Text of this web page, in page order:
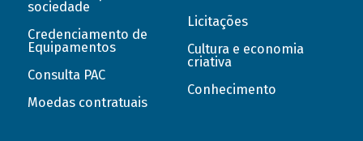
sociedade
Credenciamento de
Equipamentos
Consulta PAC
Moedas contratuais
Licitações
Cultura e economia
criativa
Conhecimento